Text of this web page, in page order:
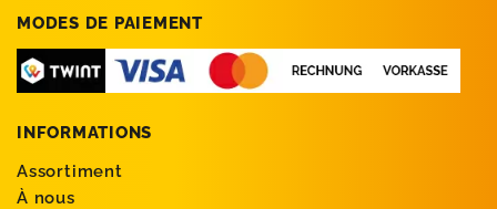
MODES DE PAIEMENT
INFORMATIONS
Assortiment
À nous